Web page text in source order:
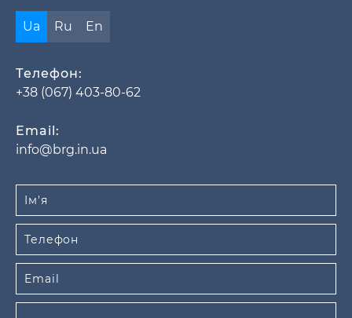
Ua Ru En
Телефон:
+38 (067) 403-80-62
Email:
info@brg.in.ua